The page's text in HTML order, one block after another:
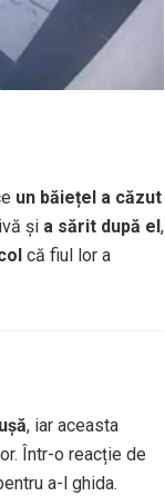
un băiețel a căzut
și a sărit după el,
că fiul lor a
, iar aceasta
Într-o reacție de
a-l ghida.